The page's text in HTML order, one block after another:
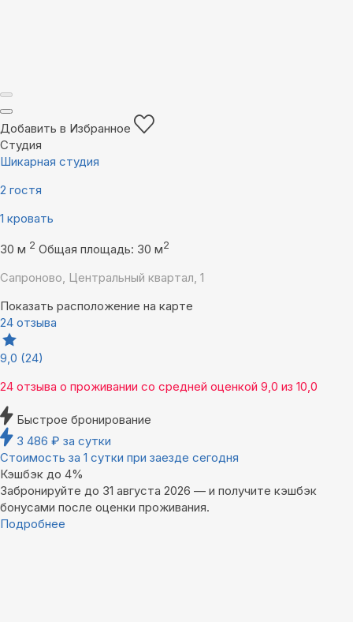
Добавить в Избранное
Студия
Шикарная студия
2 гостя
1 кровать
30 м 2 Общая площадь: 30 м2
Сапроново, Центральный квартал, 1
Показать расположение на карте
24 отзыва
9,0 (24)
24 отзыва о проживании со средней оценкой 9,0 из 10,0
Быстрое бронирование
3 486 ₽ за сутки
Стоимость за 1 сутки при заезде сегодня
Кэшбэк до 4%
Забронируйте до 31 августа 2026 — и получите кэшбэк
бонусами после оценки проживания.
Подробнее